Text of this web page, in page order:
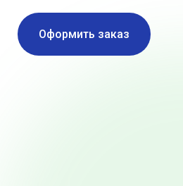
Оформить заказ